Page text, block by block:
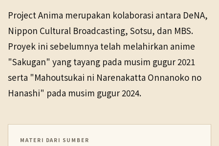
Project Anima merupakan kolaborasi antara DeNA,
Nippon Cultural Broadcasting, Sotsu, dan MBS.
Proyek ini sebelumnya telah melahirkan anime
"Sakugan" yang tayang pada musim gugur 2021
serta "Mahoutsukai ni Narenakatta Onnanoko no
Hanashi" pada musim gugur 2024.
MATERI DARI SUMBER